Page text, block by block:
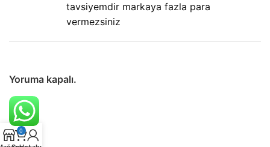
tavsiyemdir markaya fazla para
vermezsiniz
Yoruma kapalı.
0